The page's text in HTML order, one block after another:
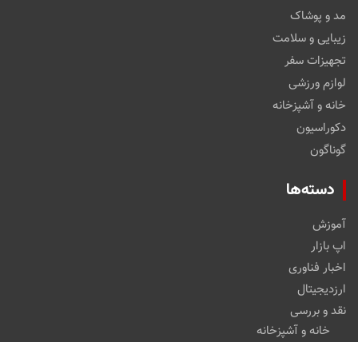
مد و پوشاک
زیبایی و سلامت
تجهیزات سفر
لوازم ورزشی
خانه و آشپزخانه
دکوراسیون
گوناگون
دسته‌ها
آموزش
اپ بازار
اخبار فناوری
ارزدیجیتال
نقد و بررسی
خانه و آشپزخانه